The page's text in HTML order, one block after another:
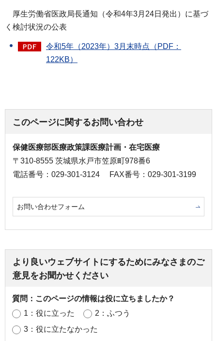
厚生労働省医政局長通知（令和4年3月24日発出）に基づ
く検討状況の公表
令和5年（2023年）3月末時点（PDF：
122KB）
このページに関するお問い合わせ
保健医療部医療政策課医療計画・在宅医療
〒310-8555 茨城県水戸市笠原町978番6
電話番号：029-301-3124
FAX番号：029-301-3199
お問い合わせフォーム
より良いウェブサイトにするためにみなさまのご
意見をお聞かせください
質問：このページの情報は役に立ちましたか？
1：役に立った
2：ふつう
3：役に立たなかった